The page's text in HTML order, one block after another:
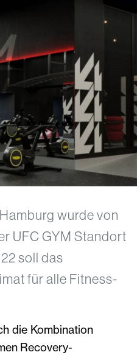
wurde von
UFC GYM Standort
soll das
für alle Fitness-
die Kombination
Recovery-